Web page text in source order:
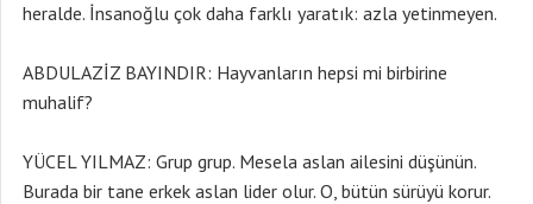
heralde. İnsanoğlu çok daha farklı yaratık: azla yetinmeyen.
ABDULAZİZ BAYINDIR: Hayvanların hepsi mi birbirine
muhalif?
YÜCEL YILMAZ: Grup grup. Mesela aslan ailesini düşünün.
Burada bir tane erkek aslan lider olur. O, bütün sürüyü korur.